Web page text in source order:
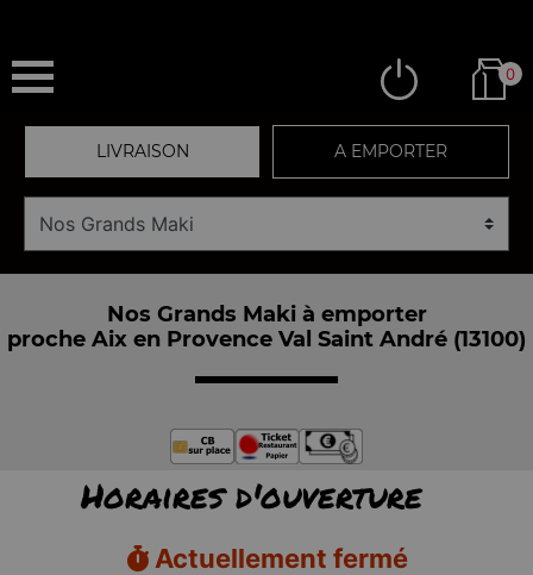
0
LIVRAISON A EMPORTER
Nos Grands Maki à emporter
proche Aix en Provence Val Saint André (13100)
Horaires d'ouverture
Actuellement fermé